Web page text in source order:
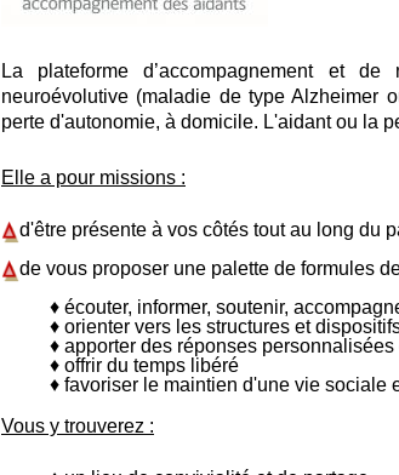
La plateforme d’accompagnement et
neuroévolutive (maladie de type Alzheimer
perte d'autonomie, à domicile. L'aidant ou la
Elle a pour missions :
d'être présente à vos côtés tout au long du
de vous proposer une palette de formules
♦ écouter, informer, soutenir,
♦ orienter vers les structures et
♦ apporter des réponses
♦ offrir du temps libéré
♦ favoriser le maintien d'une vie sociale
Vous y trouverez :